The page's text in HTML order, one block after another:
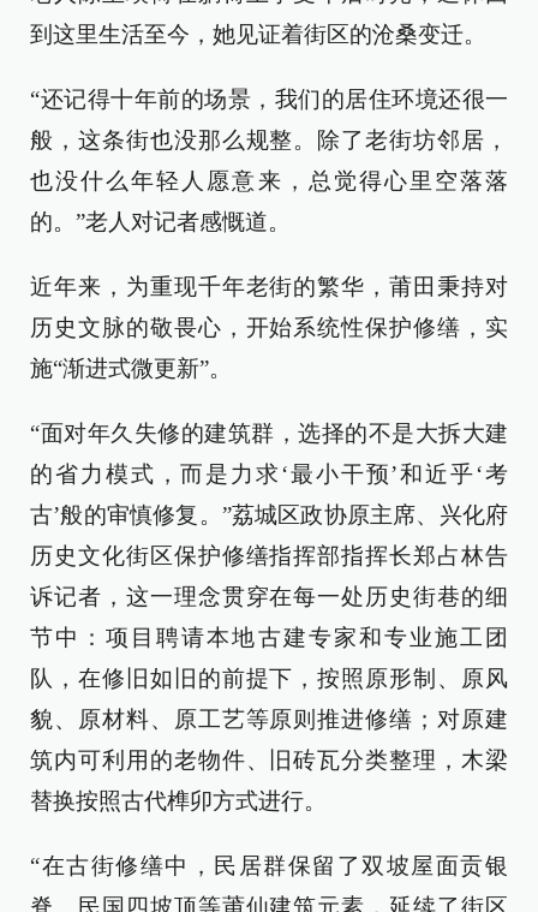
到这里生活至今，她见证着街区的沧桑变迁。
“还记得十年前的场景，我们的居住环境还很一
般，这条街也没那么规整。除了老街坊邻居，
也没什么年轻人愿意来，总觉得心里空落落
的。”老人对记者感慨道。
近年来，为重现千年老街的繁华，莆田秉持对
历史文脉的敬畏心，开始系统性保护修缮，实
施“渐进式微更新”。
“面对年久失修的建筑群，选择的不是大拆大建
的省力模式，而是力求‘最小干预’和近乎‘考
古’般的审慎修复。”荔城区政协原主席、兴化府
历史文化街区保护修缮指挥部指挥长郑占林告
诉记者，这一理念贯穿在每一处历史街巷的细
节中：项目聘请本地古建专家和专业施工团
队，在修旧如旧的前提下，按照原形制、原风
貌、原材料、原工艺等原则推进修缮；对原建
筑内可利用的老物件、旧砖瓦分类整理，木梁
替换按照古代榫卯方式进行。
“在古街修缮中，民居群保留了双坡屋面贡银
脊、民国四坡顶等莆仙建筑元素，延续了街区